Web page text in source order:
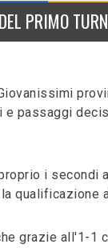
PRIMO
passaggi
i secondi
qualificazione
grazie all'1-1